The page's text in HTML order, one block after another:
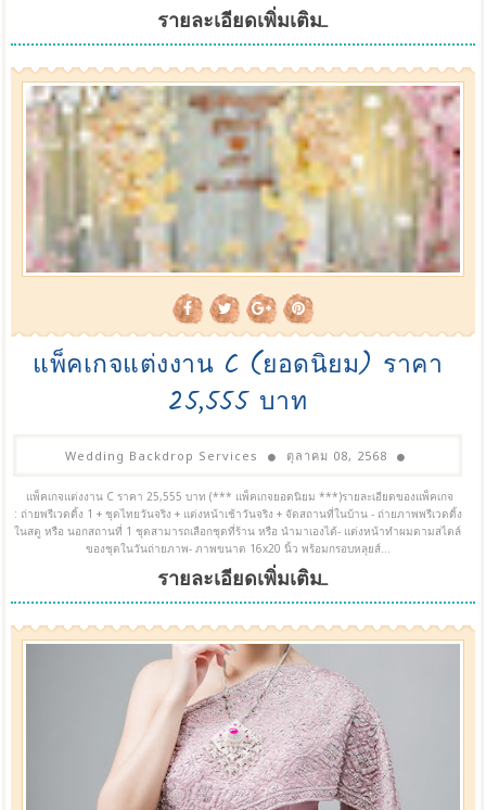
รายละเอียดเพิ่มเติม...
แพ็คเกจแต่งงาน C (ยอดนิยม) ราคา
25,555 บาท
Wedding Backdrop Services ตุลาคม 08, 2568
แพ็คเกจแต่งงาน C ราคา 25,555 บาท (*** แพ็คเกจยอดนิยม ***)รายละเอียดของแพ็คเกจ
: ถ่ายพรีเวดดิ้ง 1 + ชุดไทยวันจริง + แต่งหน้าเช้าวันจริง + จัดสถานที่ในบ้าน - ถ่ายภาพพรีเวดดิ้ง
ในสตู หรือ นอกสถานที่ 1 ชุดสามารถเลือกชุดที่ร้าน หรือ นำมาเองได้- แต่งหน้าทำผมตามสไตล์
ของชุดในวันถ่ายภาพ- ภาพขนาด 16x20 นิ้ว พร้อมกรอบหลุยส์...
รายละเอียดเพิ่มเติม...